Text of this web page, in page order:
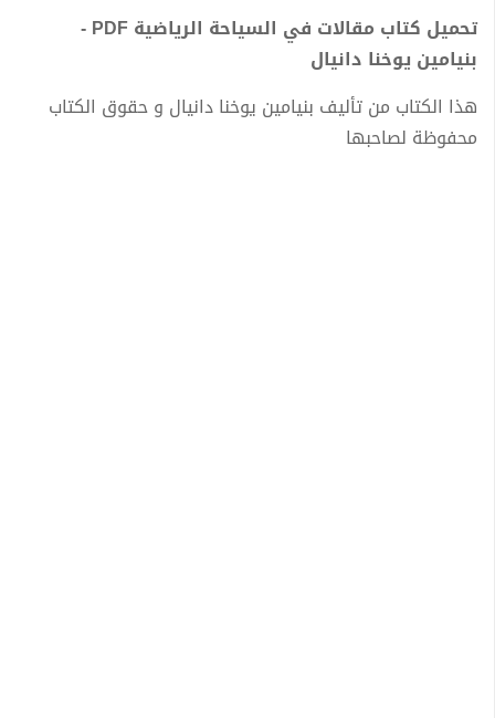
تحميل كتاب مقالات في السياحة الرياضية PDF -
بنيامين يوخنا دانيال
هذا الكتاب من تأليف بنيامين يوخنا دانيال و حقوق الكتاب
محفوظة لصاحبها